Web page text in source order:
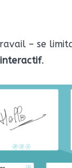
– se
.